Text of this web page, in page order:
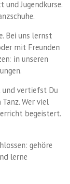
Jugendkurse.
Bei uns lernst
mit Freunden
in unseren
und vertiefst Du
Wer viel
begeistert.
gehöre
lerne